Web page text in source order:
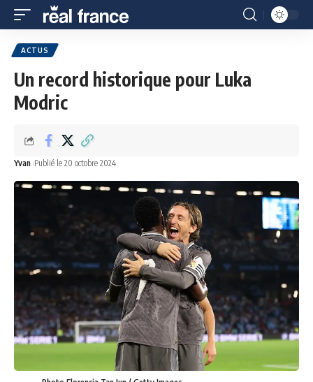
ACTUS
Un record historique pour Luka
Modric
Yvan Publié le 20 octobre 2024